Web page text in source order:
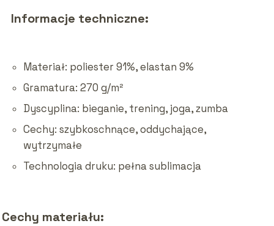
Informacje techniczne:
Materiał: poliester 91%, elastan 9%
Gramatura: 270 g/m²
Dyscyplina: bieganie, trening, joga, zumba
Cechy: szybkoschnące, oddychające,
wytrzymałe
Technologia druku: pełna sublimacja
Cechy materiału: